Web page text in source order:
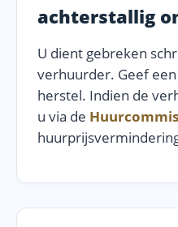
achterstallig
U dient gebreken
verhuurder. Geef
herstel. Indien de
u via de